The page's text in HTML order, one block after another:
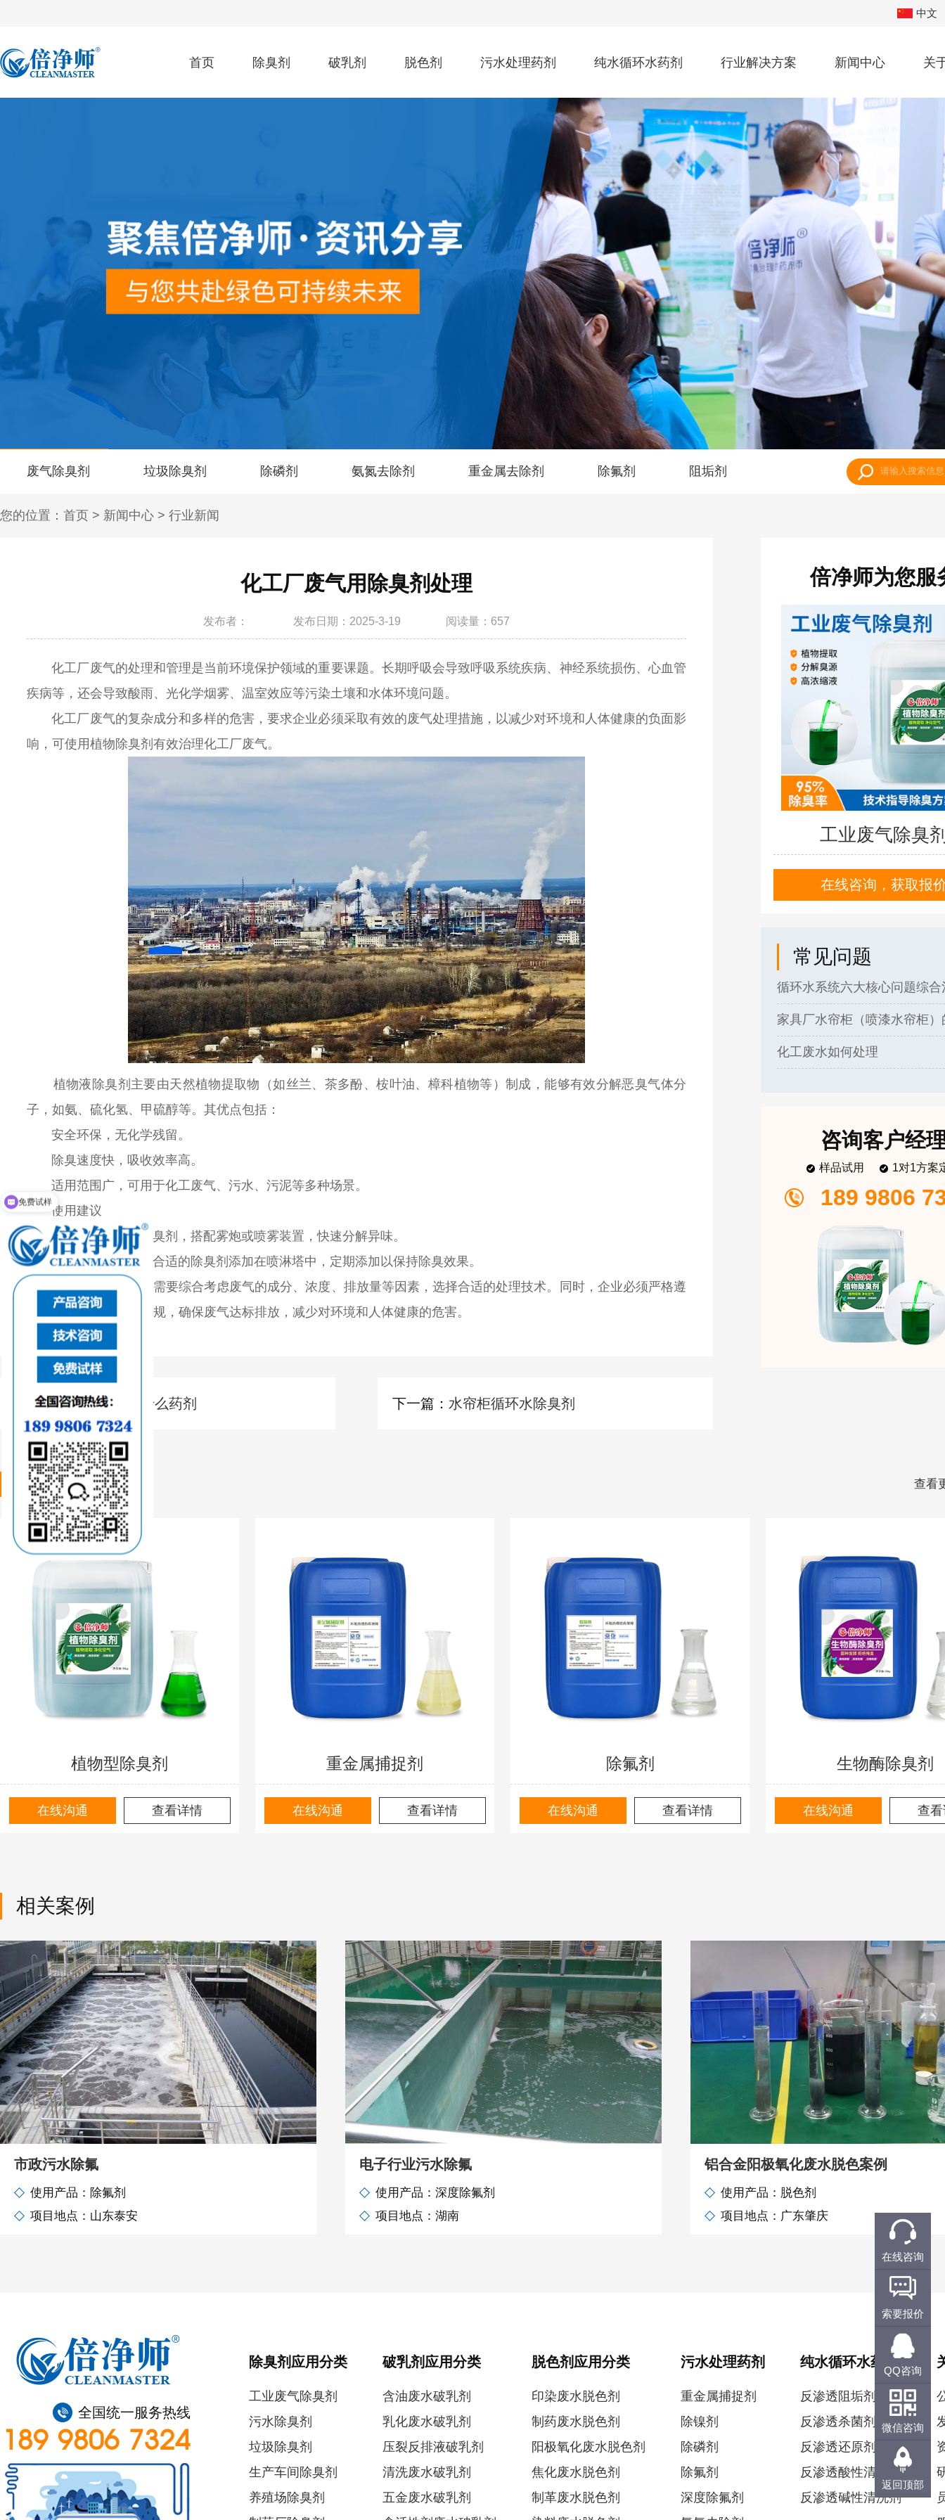
中文
首页 除臭剂 破乳剂 脱色剂 污水处理药剂 纯水循环水药剂 行业解决方案 新闻中心 关
废气除臭剂 垃圾除臭剂 除磷剂 氨氮去除剂 重金属去除剂 除氟剂 阻垢剂
您的位置： 首页 > 新闻中心 > 行业新闻
化工厂废气用除臭剂处理
发布者： 发布 日期：2025-3-19 阅读量： 657
化工厂废气的处理和管理是当前环境保护领域的重要课题。 长期呼吸会导致呼吸系统疾病、神经系统损伤、心血管
疾病等，还会导致酸雨、光化学烟雾、温室效应等污染土壤和水体环境问题。
化工厂废气的复杂成分和多样的危害，要求企业必须采取有效的废气处理措施，以减少对环境和人体健康的负面影
响 ， 可使用植物除臭剂有效治理化工厂废气。
植物液除臭剂主要由天然植物提取物（如丝兰、茶多酚、桉叶油、樟科植物等）制成，能够有效分解恶臭气体分
子，如氨、硫化氢、甲硫醇等。其优点包括：
安全环保，无化学残留。
除臭速度快，吸收效率高。
适用范围广，可用于化工废气、污水、污泥等多种场景。
使用建议
选择无毒无害的除臭剂，搭配雾炮或喷雾装置，快速分解异味。
根据废气成分选择合适的除臭剂 添加在喷淋塔中 ，定期添加以保持除臭效果。
化工厂废气的处理需要综合考虑废气的成分、浓度、排放量等因素，选择合适的处理技术。同时，企业必须严格遵
守国家和地方的环保法规，确保废气达标排放，减少对环境和人体健康的危害。
上一篇：污水除臭用什么药剂 下一篇： 水帘柜循环水除臭剂
倍净师为您服
工业废气除臭
在线咨询，获取报
常见问题
化工废水如何处理
破乳剂收到样品不会使用？
污水除臭加什么药剂
污水处理用脱色剂
阻垢剂的用法和用量
污水处理用脱色剂
咨询客户经
样品试用 1对1方案
189 9806
产品推荐 查看
植物型除臭剂
在线沟通 查看详情
重金属捕捉剂
在线沟通 查看详情
除氟剂
在线沟通 查看详情
生物酶除臭剂
在线沟通 查
相关案例
市政污水除氟
使用产品：除氟剂
项目地点：山东泰安
电子行业污水除氟
使用产品：深度除氟剂
项目地点：湖南
铝合金阳极氧化废水脱色案例
使用产品：脱色剂
项目地点：广东肇庆
全国统一服务热线
189 9806 7324
除臭剂应用分类
工业废气除臭剂
污水除臭剂
垃圾除臭剂
生产车间除臭剂
养殖场除臭剂
破乳剂应用分类
含油废水破乳剂
乳化废水破乳剂
压裂反排液破乳剂
清洗废水破乳剂
五金废水破乳剂
脱色剂应用分类
印染废水脱色剂
制药废水脱色剂
阳极氧化废水脱色剂
焦化废水脱色剂
制革废水脱色剂
污水处理药剂
重金属捕捉剂
除镍剂
除磷剂
除氟剂
深度除氟剂
纯水循环水药剂
反渗透阻垢剂
反渗透杀菌剂
反渗透还原剂
反渗透酸性清洗剂
反渗透碱性清洗剂
在线咨询
索要报价
QQ咨询
微信咨询
返回顶部
免费试样